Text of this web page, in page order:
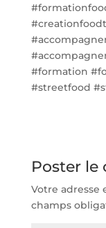
#formation
#streetfood
Poster
Votre adresse
champs